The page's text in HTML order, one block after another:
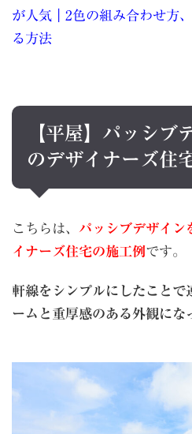
が人気｜2色の組み合わせ方
る方法
【平屋】パッシブ
のデザイナーズ住
こちらは、 パッシブデザイン
イナーズ住宅の施工例 です。
軒線をシンプルにしたことで
ームと重厚感のある外観にな